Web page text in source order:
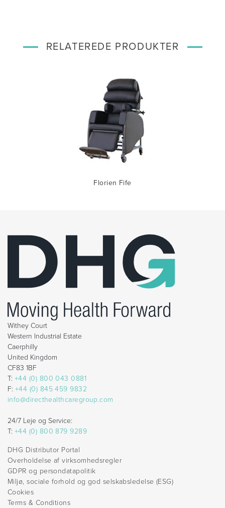
RELATEREDE PRODUKTER
Florien Fife
Withey Court
Western Industrial Estate
Caerphilly
United Kingdom
CF83 1BF
T: +44 (0) 800 043 0881
F: +44 (0) 845 459 9832
info@directhealthcaregroup.com
24/7 Leje og Service:
T: +44 (0) 800 879 9289
DHG Distributor Portal
Overholdelse af virksomhedsregler
GDPR og persondatapolitik
Miljø, sociale forhold og god selskabsledelse (ESG)
Cookies
Terms & Conditions